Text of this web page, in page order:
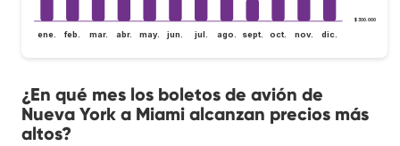
$ 300.000
ene. feb. mar. abr. may. jun. jul. ago. sept. oct. nov. dic.
¿En qué mes los boletos de avión de
Nueva York a Miami alcanzan precios más
altos?